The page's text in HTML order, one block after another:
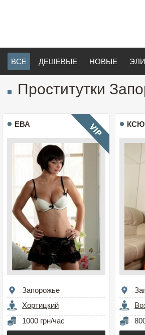
ВСЕ ДЕШЕВЫЕ НОВЫЕ
Проститутки
ЕВА
Запорожье
Хортицкий
1000 грн/час